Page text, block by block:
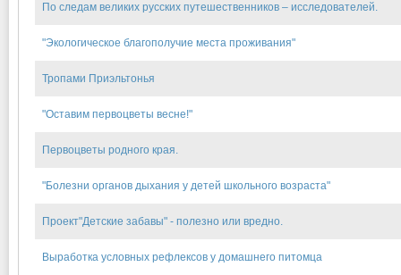
По следам великих русских путешественников – исследователей.
"Экологическое благополучие места проживания"
Тропами Приэльтонья
"Оставим первоцветы весне!"
Первоцветы родного края.
"Болезни органов дыхания у детей школьного возраста"
Проект"Детские забавы" - полезно или вредно.
Выработка условных рефлексов у домашнего питомца